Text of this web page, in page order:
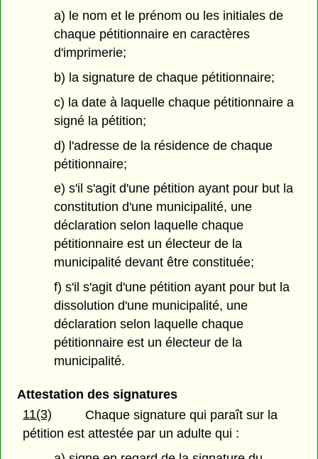
a) le nom et le prénom ou les initiales de
chaque pétitionnaire en caractères
d'imprimerie;
b) la signature de chaque pétitionnaire;
c) la date à laquelle chaque pétitionnaire a
signé la pétition;
d) l'adresse de la résidence de chaque
pétitionnaire;
e) s'il s'agit d'une pétition ayant pour but la
constitution d'une municipalité, une
déclaration selon laquelle chaque
pétitionnaire est un électeur de la
municipalité devant être constituée;
f) s'il s'agit d'une pétition ayant pour but la
dissolution d'une municipalité, une
déclaration selon laquelle chaque
pétitionnaire est un électeur de la
municipalité.
Attestation des signatures
11(3)
Chaque signature qui paraît sur la
pétition est attestée par un adulte qui :